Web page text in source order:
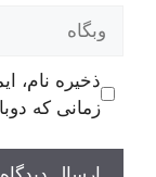
وبگاه
ذخیره نام،
زمانی که